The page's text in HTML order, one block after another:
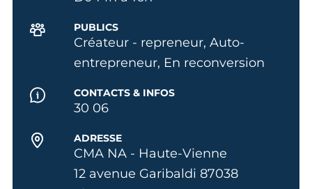
PUBLICS
Créateur - repreneur, Auto-
entrepreneur, En reconversion
CONTACTS & INFOS
30 06
ADRESSE
CMA NA - Haute-Vienne
12 avenue Garibaldi 87038